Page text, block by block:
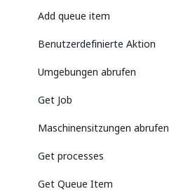
Add queue item
Benutzerdefinierte Aktion
Umgebungen abrufen
Get Job
Maschinensitzungen abrufen
Get processes
Get Queue Item